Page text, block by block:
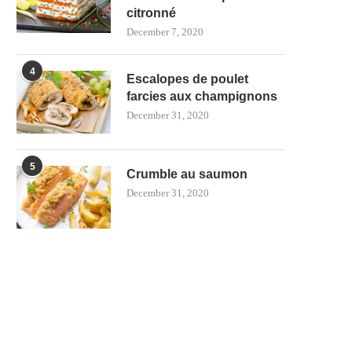
citronné
December 7, 2020
4
Escalopes de poulet
farcies aux champignons
December 31, 2020
5
Crumble au saumon
December 31, 2020